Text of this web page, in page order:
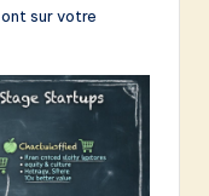
sur votre